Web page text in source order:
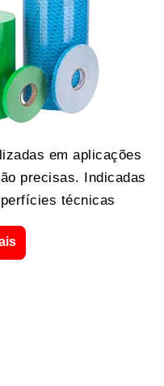
em aplicações
precisas. Indicadas
técnicas